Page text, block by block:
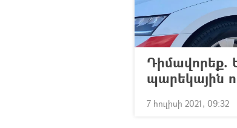
Դիմավորեք.
պարեկային
7 հուլիսի 2021, 09:32